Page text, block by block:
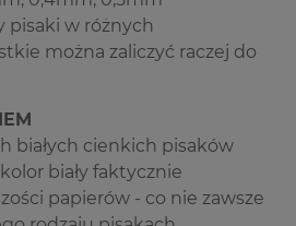
pisaki w różnych
można zaliczyć raczej do
białych cienkich pisaków
biały faktycznie
papierów - co nie zawsze